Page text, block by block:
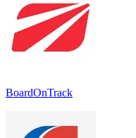
BoardOnTrack